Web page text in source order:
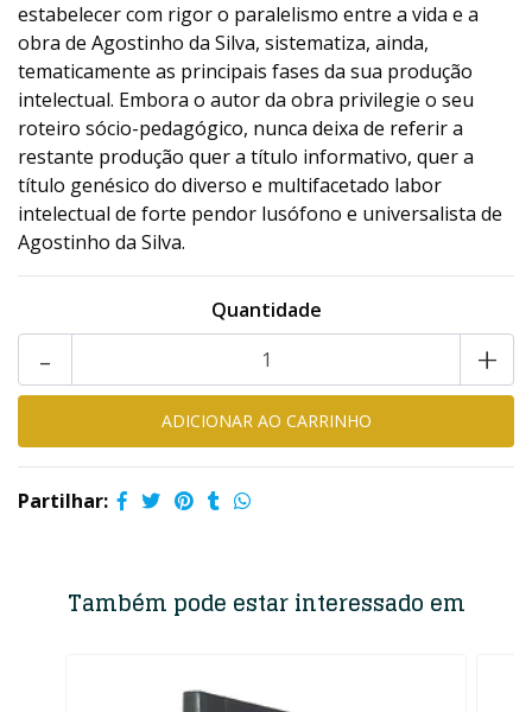
estabelecer com rigor o paralelismo entre a vida e a
obra de Agostinho da Silva, sistematiza, ainda,
tematicamente as principais fases da sua produção
intelectual. Embora o autor da obra privilegie o seu
roteiro sócio-pedagógico, nunca deixa de referir a
restante produção quer a título informativo, quer a
título genésico do diverso e multifacetado labor
intelectual de forte pendor lusófono e universalista de
Agostinho da Silva.
Quantidade
+
-
Partilhar:
Também pode estar interessado em